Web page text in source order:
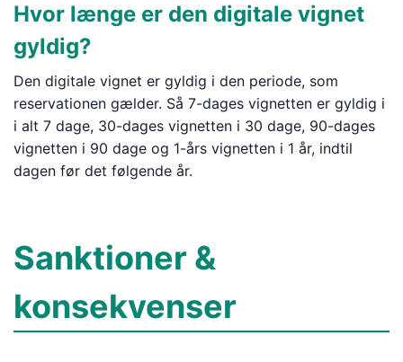
Hvor længe er den digitale vignet
gyldig?
Den digitale vignet er gyldig i den periode, som
reservationen gælder. Så 7-dages vignetten er gyldig i
i alt 7 dage, 30-dages vignetten i 30 dage, 90-dages
vignetten i 90 dage og 1-års vignetten i 1 år, indtil
dagen før det følgende år.
Sanktioner &
konsekvenser